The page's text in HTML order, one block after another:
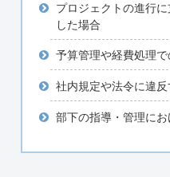
プロジェクトの進行
した場合
予算管理や経費処理
社内規定や法令に違
部下の指導・管理に